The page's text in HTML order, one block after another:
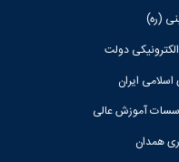
(ره)
دولت
ایران
آموزش عالی
همدان